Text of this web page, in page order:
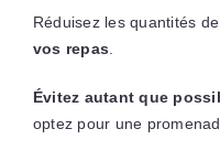
Réduisez les quantités
vos repas
Évitez autant que
optez pour une